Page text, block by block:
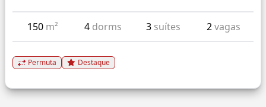
150 m² 4 dorms 3 suítes 2vagas
Permuta Destaque